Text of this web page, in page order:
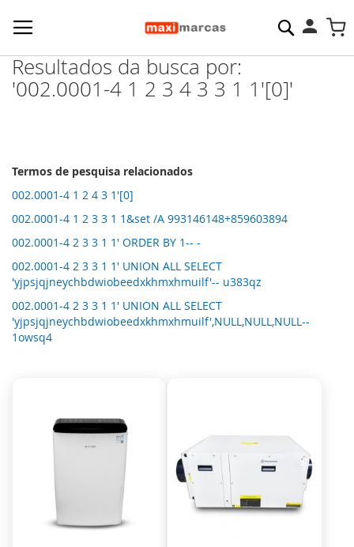
Pesquisa
Resultados da busca por:
'002.0001-4 1 2 3 4 3 3 1 1'[0]'
Termos de pesquisa relacionados
002.0001-4 1 2 4 3 1'[0]
002.0001-4 1 2 3 3 1 1&set /A 993146148+859603894
002.0001-4 2 3 3 1 1' ORDER BY 1-- -
002.0001-4 2 3 3 1 1' UNION ALL SELECT
'yjpsjqjneychbdwiobeedxkhmxhmuilf'-- u383qz
002.0001-4 2 3 3 1 1' UNION ALL SELECT
'yjpsjqjneychbdwiobeedxkhmxhmuilf',NULL,NULL,NULL--
1owsq4